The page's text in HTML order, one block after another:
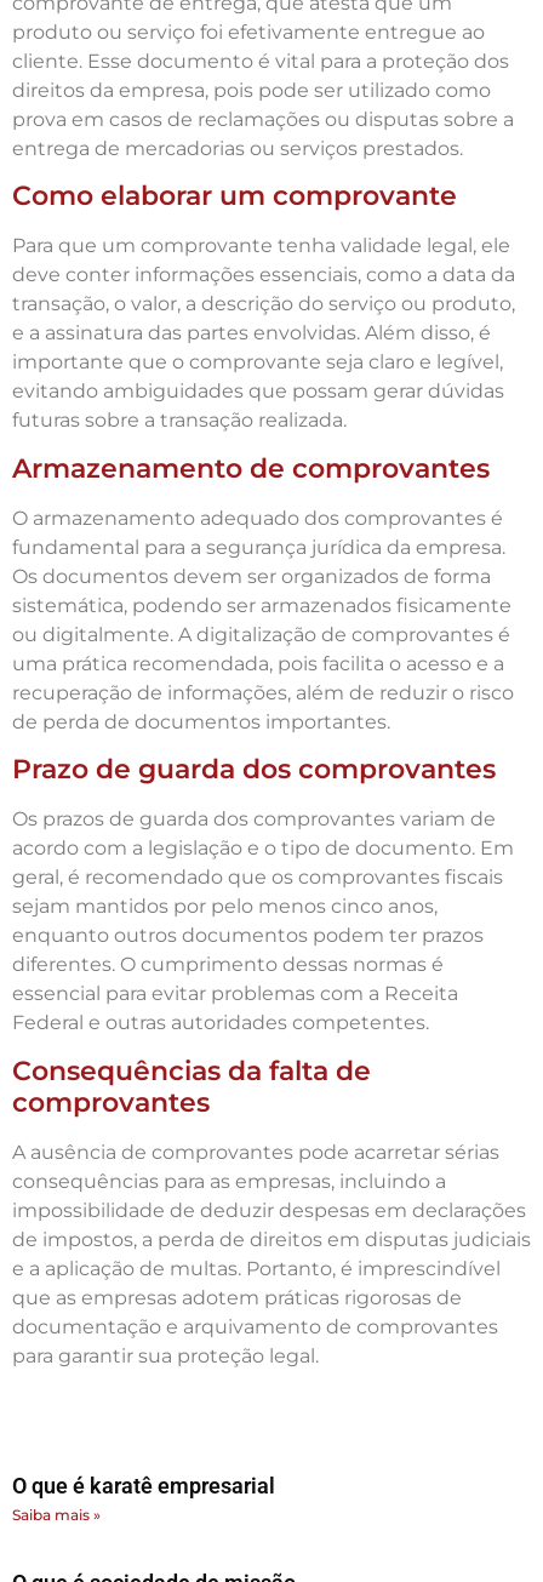
produto ou serviço foi efetivamente entregue ao
cliente. Esse documento é vital para a proteção dos
direitos da empresa, pois pode ser utilizado como
prova em casos de reclamações ou disputas sobre a
entrega de mercadorias ou serviços prestados.
Como elaborar um comprovante
Para que um comprovante tenha validade legal, ele
deve conter informações essenciais, como a data da
transação, o valor, a descrição do serviço ou produto,
e a assinatura das partes envolvidas. Além disso, é
importante que o comprovante seja claro e legível,
evitando ambiguidades que possam gerar dúvidas
futuras sobre a transação realizada.
Armazenamento de comprovantes
O armazenamento adequado dos comprovantes é
fundamental para a segurança jurídica da empresa.
Os documentos devem ser organizados de forma
sistemática, podendo ser armazenados fisicamente
ou digitalmente. A digitalização de comprovantes é
uma prática recomendada, pois facilita o acesso e a
recuperação de informações, além de reduzir o risco
de perda de documentos importantes.
Prazo de guarda dos comprovantes
Os prazos de guarda dos comprovantes variam de
acordo com a legislação e o tipo de documento. Em
geral, é recomendado que os comprovantes fiscais
sejam mantidos por pelo menos cinco anos,
enquanto outros documentos podem ter prazos
diferentes. O cumprimento dessas normas é
essencial para evitar problemas com a Receita
Federal e outras autoridades competentes.
Consequências da falta de
comprovantes
A ausência de comprovantes pode acarretar sérias
consequências para as empresas, incluindo a
impossibilidade de deduzir despesas em declarações
de impostos, a perda de direitos em disputas judiciais
e a aplicação de multas. Portanto, é imprescindível
que as empresas adotem práticas rigorosas de
documentação e arquivamento de comprovantes
para garantir sua proteção legal.
O que é karatê empresarial
Saiba mais »